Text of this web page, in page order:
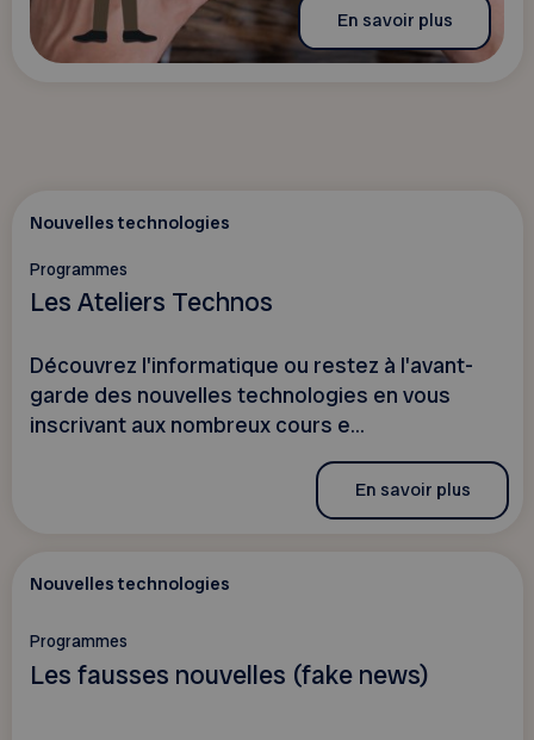
En savoir plus
Nouvelles technologies
Programmes
Les Ateliers Technos
Découvrez l'informatique ou restez à l'avant-
garde des nouvelles technologies en vous
inscrivant aux nombreux cours e...
En savoir plus
Nouvelles technologies
Programmes
Les fausses nouvelles (fake news)